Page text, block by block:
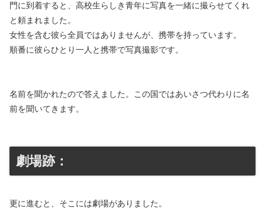
門に到着すると、高校生らしき青年に写真を一緒に撮らせてくれ
と頼まれました。
女性を含む彼ら全員ではありませんが、携帯を持っています。
順番に彼らひとり一人と携帯で写真撮影です。
名前を聞かれたので答えました。この国ではあいさつ代わりに名
前を聞いてきます。
劇場跡：
更に進むと、そこには劇場がありました。